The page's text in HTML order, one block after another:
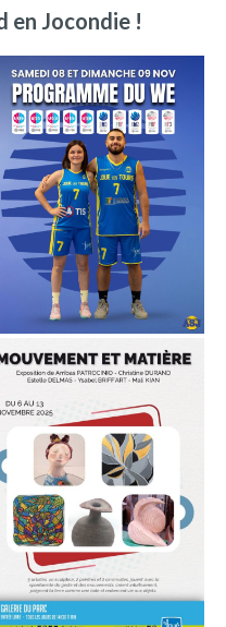
en Jocondie !